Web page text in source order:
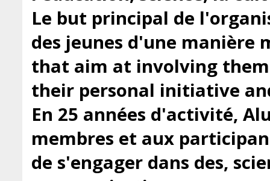
Le but principal de
des jeunes d'une
that aim at involving
their personal initiative
En 25 années d'activité,
membres et aux
de s'engager dans des,